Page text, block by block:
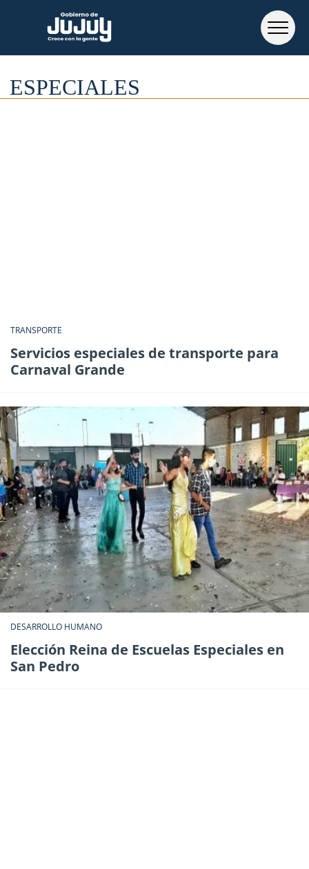
ESPECIALES
TRANSPORTE
Servicios especiales de transporte para
Carnaval Grande
DESARROLLO HUMANO
Elección Reina de Escuelas Especiales en
San Pedro